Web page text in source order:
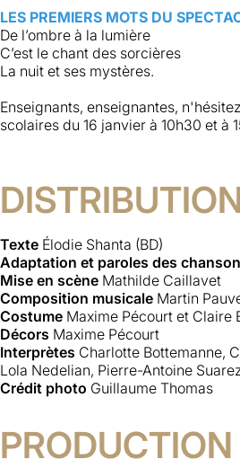
LES PREMIERS MOTS DU
De l’ombre à la lumière
C’est le chant des sorcières
La nuit et ses mystères.
Enseignants, enseignantes,
scolaires du 16 janvier à 10h30 et à
Texte Élodie Shanta (BD)
Adaptation et paroles des
Mise en scène Mathilde Caillavet
Composition musicale Martin
Costume Maxime Pécourt et Claire
Décors Maxime Pécourt
Interprètes Charlotte Bottemanne,
Lola Nedelian, Pierre-Antoine
Crédit photo Guillaume Thomas